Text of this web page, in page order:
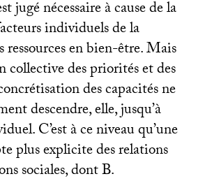
jugé nécessaire à cause de la
individuels de la
ressources en bien-être. Mais
collective des priorités et des
des capacités ne
descendre, elle, jusqu’à
C’est à ce niveau qu’une
plus explicite des relations
sociales, dont B.